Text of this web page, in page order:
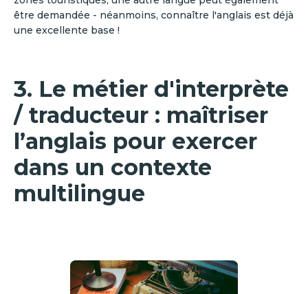
être demandée - néanmoins, connaître l'anglais est déjà
une excellente base !
3. Le métier d'interprète
/ traducteur : maîtriser
l’anglais pour exercer
dans un contexte
multilingue